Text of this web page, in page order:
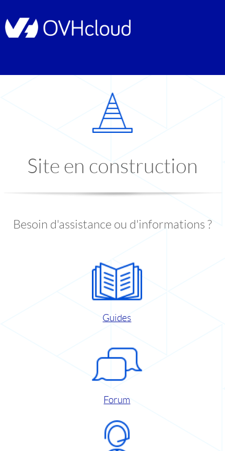
Site en construction
Besoin d'assistance ou d'informations ?
Guides
Forum